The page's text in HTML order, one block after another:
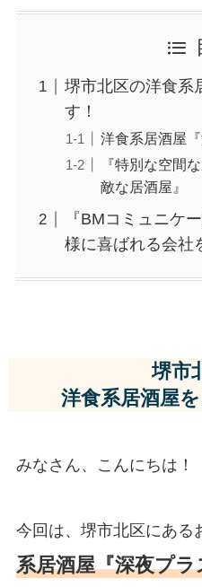
堺市北区の洋食系
す！
洋食系居酒屋『
『特別な空間
敵な居酒屋』
『BMコミュニケ
様に喜ばれる会社
堺市
洋食系居酒屋
みなさん、こんにちは！
今回は、堺市北区にある
系居酒屋『深夜プラ